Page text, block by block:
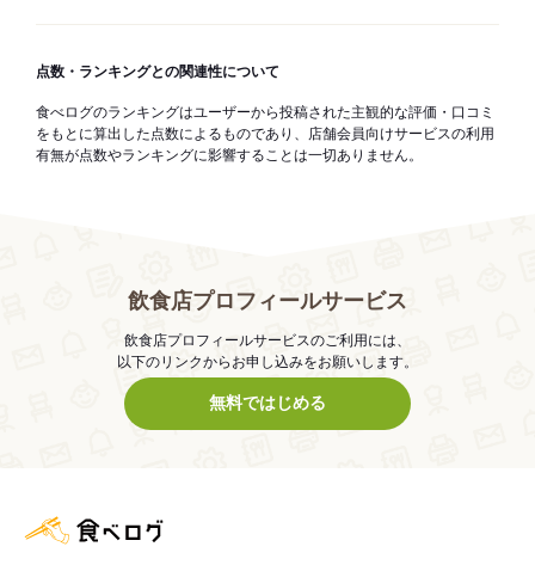
点数・ランキングとの関連性について
食べログのランキングはユーザーから投稿された主観的な評価・口コミ
をもとに算出した点数によるものであり、店舗会員向けサービスの利用
有無が点数やランキングに影響することは一切ありません。
飲食店プロフィールサービス
飲食店プロフィールサービスのご利用には、
以下のリンクからお申し込みをお願いします。
無料ではじめる